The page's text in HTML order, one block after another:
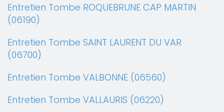
Entretien Tombe ROQUEBRUNE CAP MARTIN
(06190)
Entretien Tombe SAINT LAURENT DU VAR
(06700)
Entretien Tombe VALBONNE (06560)
Entretien Tombe VALLAURIS (06220)